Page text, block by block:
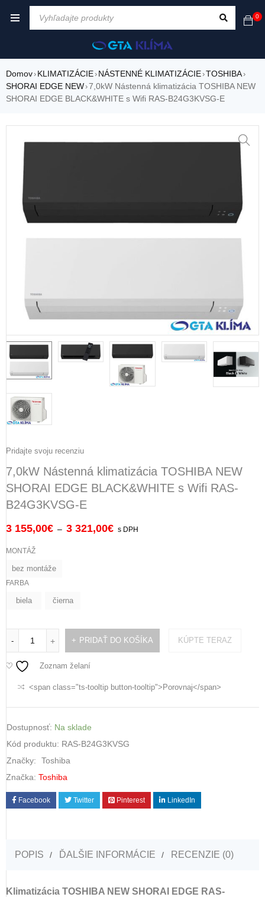
0
Domov› KLIMATIZÁCIE› NÁSTENNÉ KLIMATIZÁCIE›TOSHIBA›
SHORAI EDGE NEW›7,0kW Nástenná klimatizácia TOSHIBA NEW
SHORAI EDGE BLACK&WHITE s Wifi RAS-B24G3KVSG-E
Pridajte svoju recenziu
7,0kW Nástenná klimatizácia TOSHIBA NEW
SHORAI EDGE BLACK&WHITE s Wifi RAS-
B24G3KVSG-E
3 155,00€ – 3 321,00€ s DPH
MONTÁŽ
bez montáže
FARBA
biela čierna
- + PRIDAŤ DO KOŠÍKA KÚPTE TERAZ
Zoznam želaní
<span class="ts-tooltip button-tooltip">Porovnaj</span>
Dostupnosť: Na sklade
Kód produktu: RAS-B24G3KVSG
Značky:
Toshiba
Značka: Toshiba
Facebook Twitter Pinterest LinkedIn
POPIS ĎALŠIE INFORMÁCIE RECENZIE (0)
Klimatizácia TOSHIBA NEW SHORAI EDGE RAS-